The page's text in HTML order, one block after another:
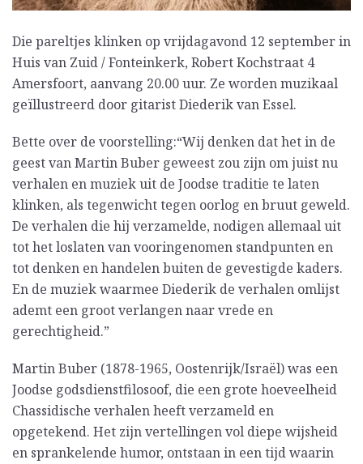
Die pareltjes klinken op vrijdagavond 12 september in
Huis van Zuid / Fonteinkerk, Robert Kochstraat 4
Amersfoort, aanvang 20.00 uur. Ze worden muzikaal
geïllustreerd door gitarist Diederik van Essel.
Bette over de voorstelling:“Wij denken dat het in de
geest van Martin Buber geweest zou zijn om juist nu
verhalen en muziek uit de Joodse traditie te laten
klinken, als tegenwicht tegen oorlog en bruut geweld.
De verhalen die hij verzamelde, nodigen allemaal uit
tot het loslaten van vooringenomen standpunten en
tot denken en handelen buiten de gevestigde kaders.
En de muziek waarmee Diederik de verhalen omlijst
ademt een groot verlangen naar vrede en
gerechtigheid.”
Martin Buber (1878-1965, Oostenrijk/Israël) was een
Joodse godsdienstfilosoof, die een grote hoeveelheid
Chassidische verhalen heeft verzameld en
opgetekend. Het zijn vertellingen vol diepe wijsheid
en sprankelende humor, ontstaan in een tijd waarin